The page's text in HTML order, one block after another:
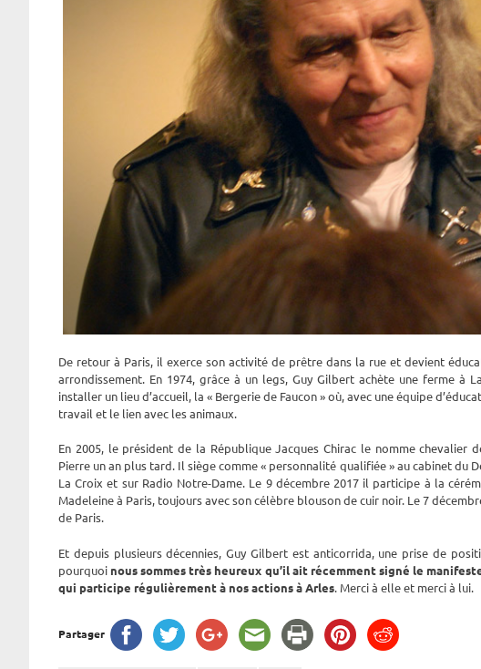
De retour à Paris, il exerce son activité de prêtre dans la rue et devient
arrondissement. En 1974, grâce à un legs, Guy Gilbert achète une ferme à
installer un lieu d’accueil, la « Bergerie de Faucon » où, avec une équipe
travail et le lien avec les animaux.
En 2005, le président de la République Jacques Chirac le nomme chevalier
Pierre un an plus tard. Il siège comme « personnalité qualifiée » au cabinet du
La Croix et sur Radio Notre-Dame. Le 9 décembre 2017 il participe à la
Madeleine à Paris, toujours avec son célèbre blouson de cuir noir. Le 7
de Paris.
Et depuis plusieurs décennies, Guy Gilbert est anticorrida, une prise de
pourquoi nous sommes très heureux qu’il ait récemment signé le
qui participe régulièrement à nos actions à Arles. Merci à elle et merci à lui.
Partager